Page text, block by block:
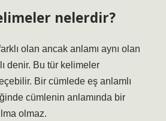
nelerdir?
olan ancak anlamı aynı olan
denir. Bu tür kelimeler
Bir cümlede eş anlamlı
cümlenin anlamında bir
olmaz.